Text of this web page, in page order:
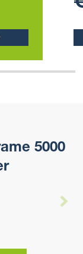
5000